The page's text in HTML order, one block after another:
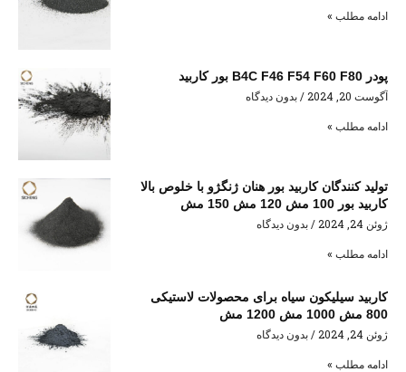
ادامه مطلب »
پودر B4C F46 F54 F60 F80 بور کاربید
آگوست 20, 2024
بدون دیدگاه
ادامه مطلب »
تولید کنندگان کاربید بور هنان ژنگژو با خلوص بالا
کاربید بور 100 مش 120 مش 150 مش
ژوئن 24, 2024
بدون دیدگاه
ادامه مطلب »
کاربید سیلیکون سیاه برای محصولات لاستیکی
800 مش 1000 مش 1200 مش
ژوئن 24, 2024
بدون دیدگاه
ادامه مطلب »